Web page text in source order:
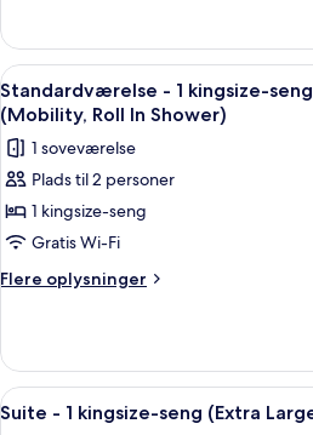
handicapvenligt
(Communications,
Accessible
Tub)
-
queensize-
seng
-
handicapvenligt
(Communications,
Tub)
Indlæs
alle
billeder
af
Standardværelse
-
1
kingsize-
handicapvenligt
(Mobility,
Roll
7
Standardværelse - 1 kingsize-
(Mobility, Roll In Shower)
1 soveværelse
Plads til 2 personer
1 kingsize-seng
Gratis Wi-Fi
Flere oplysninger
Flere
-
kingsize-
Indlæs
alle
Et
7
Suite - 1 kingsize-seng (Extra